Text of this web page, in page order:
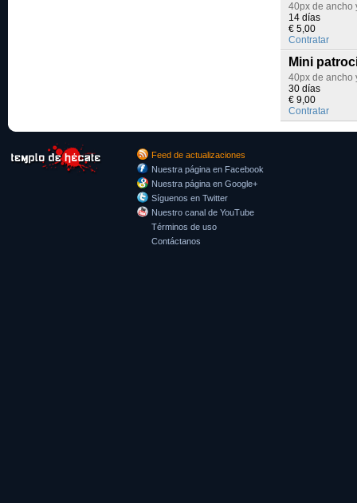
40px de ancho
14 días
€ 5,00
Contratar
Mini
40px de ancho
30 días
€ 9,00
Contratar
Feed de actualizaciones
Nuestra página en Facebook
Nuestra página en Google+
Síguenos en Twitter
Nuestro canal de YouTube
Términos de uso
Contáctanos